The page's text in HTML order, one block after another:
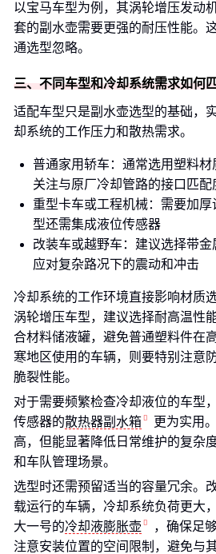
以宝马车型为例，其涡轮增压发动
套的副水壶需要更强的耐压性能。
通选型忽略。
三、不同车型和冷却系统需求如何
适配车型只是副水壶选型的基础，
却系统的工作压力和散热需求。
普通家用轿车：通常选用塑料
关注与原厂冷却管路的接口匹配
重型卡车或工程机械：需要加
型还需集成液位传感器
改装车或越野车：建议选择带金
应对复杂路况下的震动和冲击
冷却系统的工作环境直接影响材质
涡轮增压车型，建议选择耐高温性
合材料储液罐，避免普通塑料件在
寒地区使用的车辆，则要特别注意
脆裂性能。
对于需要频繁检查冷却液位的车型
传感器的散热器副水箱
更为实用
高，但能显著降低日常维护的复杂
和车队管理场景。
选型时还需预留适当的容量冗余。
载运行的车辆，冷却系统负荷更大
大一号的冷却液膨胀壶
，确保足
注意安装位置的空间限制，避免与